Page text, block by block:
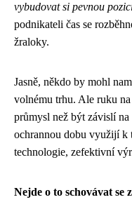
vybudovat si pevnou
podnikateli čas se
žraloky.
Jasně, někdo by mohl
volnému trhu. Ale ruku
průmysl než být závislí
ochrannou dobu využijí k
technologie, zefektivní
Nejde o to schovávat se